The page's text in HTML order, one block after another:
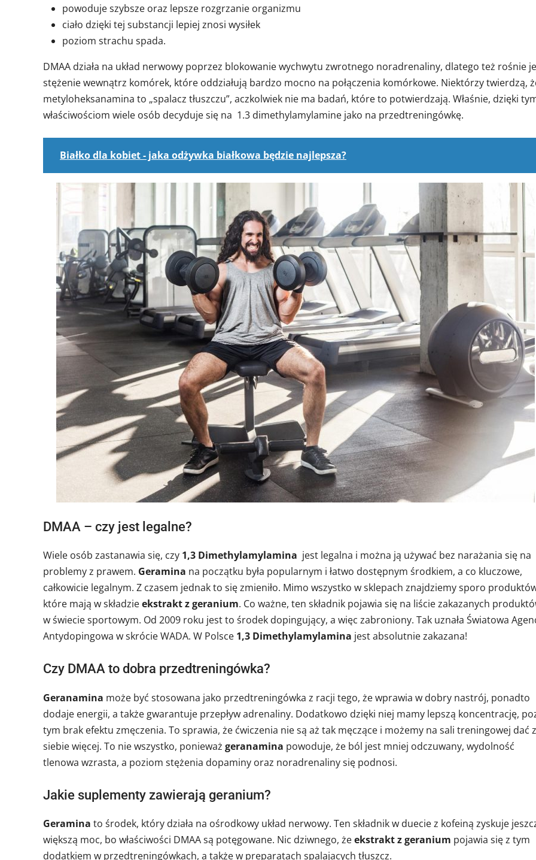
powoduje szybsze oraz lepsze rozgrzanie organizmu
ciało dzięki tej substancji lepiej znosi wysiłek
poziom strachu spada.
DMAA działa na układ nerwowy poprzez blokowanie wychwytu zwrotnego noradrenaliny, dlatego też rośnie
stężenie wewnątrz komórek, które oddziałują bardzo mocno na połączenia komórkowe. Niektórzy twierdzą,
metyloheksanamina to „spalacz tłuszczu”, aczkolwiek nie ma badań, które to potwierdzają. Właśnie, dzięki
właściwościom wiele osób decyduje się na 1.3 dimethylamylamine jako na przedtreningówkę.
Białko dla kobiet - jaka odżywka białkowa będzie najlepsza?
DMAA – czy jest legalne?
Wiele osób zastanawia się, czy 1,3 Dimethylamylamina jest legalna i można ją używać bez narażania się na
problemy z prawem. Geramina na początku była popularnym i łatwo dostępnym środkiem, a co kluczowe,
całkowicie legalnym. Z czasem jednak to się zmieniło. Mimo wszystko w sklepach znajdziemy sporo
które mają w składzieekstrakt z geranium. Co ważne, ten składnik pojawia się na liście zakazanych
w świecie sportowym. Od 2009 roku jest to środek dopingujący, a więc zabroniony. Tak uznała Światowa
Antydopingowa w skrócie WADA. W Polsce 1,3 Dimethylamylamina jest absolutnie zakazana!
Czy DMAA to dobra przedtreningówka?
Geranamina może być stosowana jako przedtreningówka z racji tego, że wprawia w dobry nastrój, ponadto
dodaje energii, a także gwarantuje przepływ adrenaliny. Dodatkowo dzięki niej mamy lepszą koncentrację,
tym brak efektu zmęczenia. To sprawia, że ćwiczenia nie są aż tak męczące i możemy na sali treningowej dać z
siebie więcej. To nie wszystko, ponieważ geranamina powoduje, że ból jest mniej odczuwany, wydolność
tlenowa wzrasta, a poziom stężenia dopaminy oraz noradrenaliny się podnosi.
Jakie suplementy zawierają geranium?
Geramina to środek, który działa na ośrodkowy układ nerwowy. Ten składnik w duecie z kofeiną zyskuje
większą moc, bo właściwości DMAA są potęgowane. Nic dziwnego, żeekstrakt z geranium pojawia się z tym
dodatkiem w przedtreningówkach, a także w preparatach spalajacych tłuszcz.